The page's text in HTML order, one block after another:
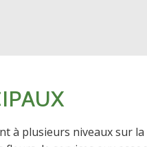
à plusieurs niveaux sur